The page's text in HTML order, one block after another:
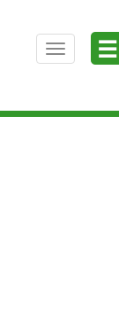
Toggle
navigation
☰